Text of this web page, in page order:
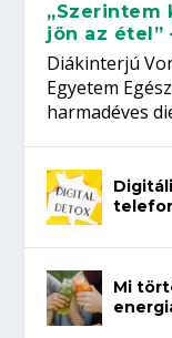
„Szerintem
jön az étel”
Diákinterjú
Egyetem
harmadéves
Mi